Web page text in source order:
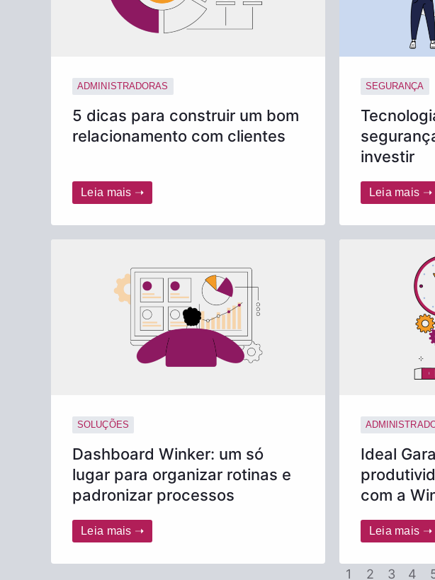
ADMINISTRADORAS
5 dicas para construir um bom
relacionamento com clientes
Leia mais ➝
SEGURANÇA
investir
Leia mais ➝
SOLUÇÕES
Dashboard Winker: um só
lugar para organizar rotinas e
padronizar processos
Leia mais ➝
Ideal
com a
Leia mais ➝
1 2 3 4